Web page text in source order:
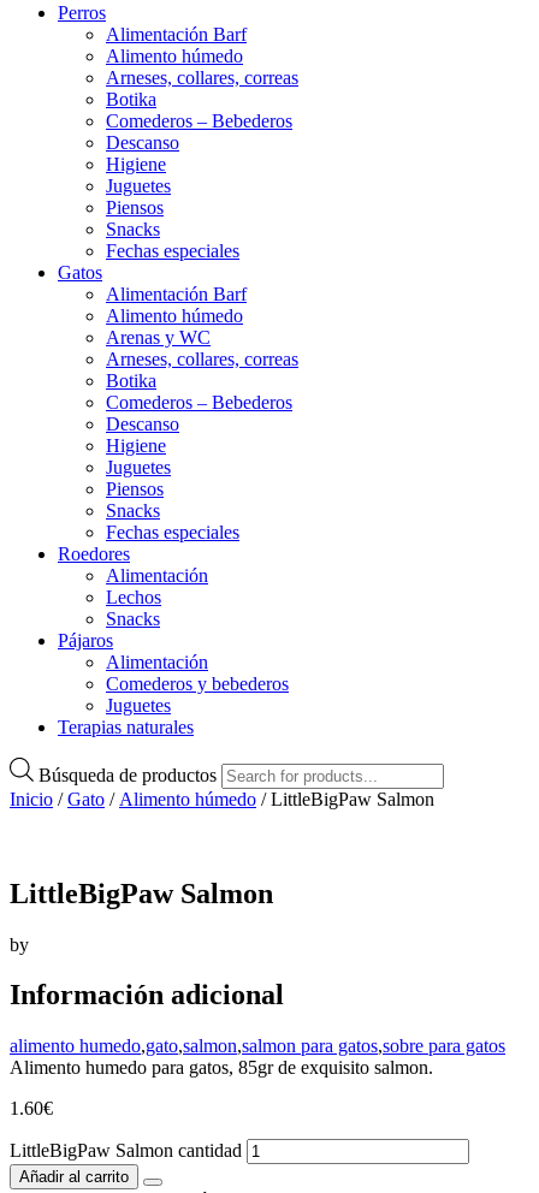
Perros
Alimentación Barf
Alimento húmedo
Arneses, collares, correas
Botika
Comederos – Bebederos
Descanso
Higiene
Juguetes
Piensos
Snacks
Fechas especiales
Gatos
Alimentación Barf
Alimento húmedo
Arenas y WC
Arneses, collares, correas
Botika
Comederos – Bebederos
Descanso
Higiene
Juguetes
Piensos
Snacks
Fechas especiales
Roedores
Alimentación
Lechos
Snacks
Pájaros
Alimentación
Comederos y bebederos
Juguetes
Terapias naturales
Búsqueda de productos
Inicio /Gato / Alimento húmedo / LittleBigPaw Salmon
LittleBigPaw Salmon
by
Información adicional
alimento humedo,gato,salmon,salmon para gatos,sobre para gatos
Alimento humedo para gatos, 85gr de exquisito salmon.
1.60€
LittleBigPaw Salmon cantidad
Añadir al carrito